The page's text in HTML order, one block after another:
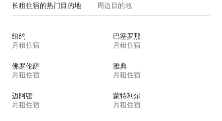
长租住宿的热门目的地 周边目的地
纽约
月租住宿
巴塞罗那
月租住宿
佛罗伦萨
月租住宿
雅典
月租住宿
迈阿密
月租住宿
蒙特利尔
月租住宿